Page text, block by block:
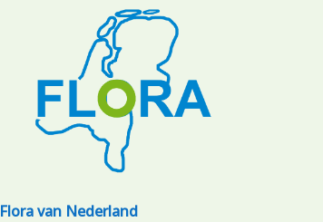
Flora van Nederland